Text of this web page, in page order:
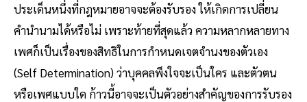
ประเด็นหนึ่งที่กฎหมายอาจจะต้องรับรอง ให้เกิดการเปลี่ยน
คำนำนามได้หรือไม่ เพราะท้ายที่สุดแล้ว ความหลากหลายทาง
เพศก็เป็นเรื่องของสิทธิในการกำหนดเจตจำนงของตัวเอง
(Self Determination) ว่าบุคคลพึงใจจะเป็นใคร และตัวตน
หรือเพศแบบใด ก้าวนี้อาจจะเป็นตัวอย่างสำคัญของการรับรอง